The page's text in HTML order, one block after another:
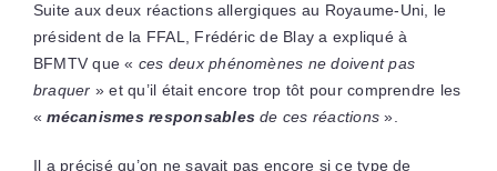
Suite aux deux réactions allergiques au Royaume-Uni, le
président de la FFAL, Frédéric de Blay a expliqué à
BFMTV que « ces deux phénomènes ne doivent pas
braquer » et qu’il était encore trop tôt pour comprendre les
«mécanismes responsables de ces réactions ».
Il a précisé qu’on ne savait pas encore si ce type de